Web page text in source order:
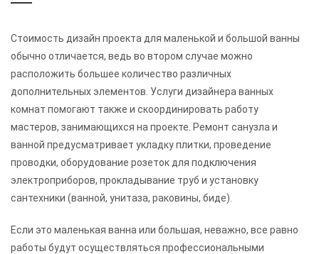
Стоимость дизайн проекта для маленькой и большой ванны
обычно отличается, ведь во втором случае можно
расположить большее количество различных
дополнительных элементов. Услуги дизайнера ванных
комнат помогают также и скоординировать работу
мастеров, занимающихся на проекте. Ремонт санузла и
ванной предусматривает укладку плитки, проведение
проводки, оборудование розеток для подключения
электроприборов, прокладывание труб и установку
сантехники (ванной, унитаза, раковины, биде).
Если это маленькая ванна или большая, неважно, все равно
работы будут осуществляться профессиональными